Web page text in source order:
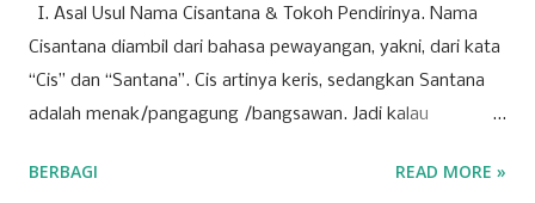
I. Asal Usul Nama Cisantana & Tokoh Pendirinya. Nama
Cisantana diambil dari bahasa pewayangan, yakni, dari kata
“Cis” dan “Santana”. Cis artinya keris, sedangkan Santana
adalah menak/pangagung /bangsawan. Jadi kalau
pangagung/ bangsawan, atau juga bisa berarti seorang
BERBAGI READ MORE »